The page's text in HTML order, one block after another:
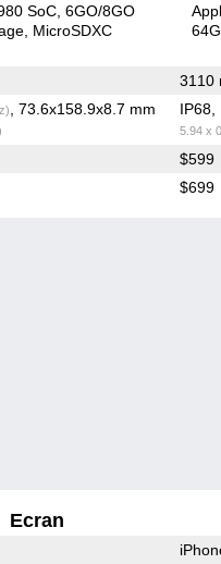
SoC 6GO/8GO
MicroSDXC
3110
, 73.6x158.9x8.7 mm IP68,
5.94 x
$599
$699
Ecran